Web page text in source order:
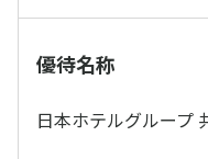
優待名称
日本ホテルグループ